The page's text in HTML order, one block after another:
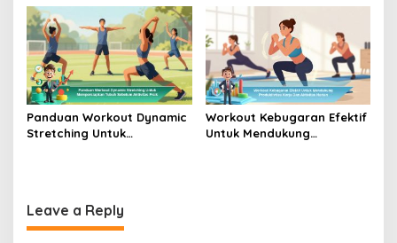
Optimal
Panduan Workout Dynamic
Stretching Untuk
Workout Kebugaran Efektif
Untuk Mendukung
Leave a Reply